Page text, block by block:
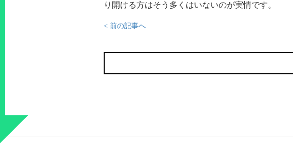
り開ける方はそう多くはいないのが実情です。
< 前の記事へ